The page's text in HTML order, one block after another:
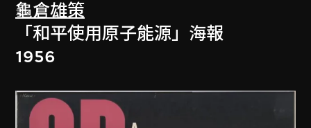
龜倉雄策
「和平使用原子能源」海報
1956